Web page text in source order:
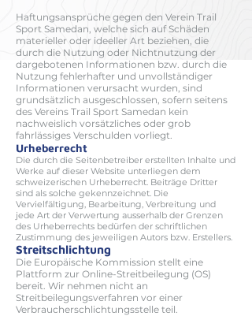
Haftungsansprüche gegen den Verein Trail
Sport Samedan, welche sich auf Schäden
materieller oder ideeller Art beziehen, die
durch die Nutzung oder Nichtnutzung der
dargebotenen Informationen bzw. durch die
Nutzung fehlerhafter und unvollständiger
Informationen verursacht wurden, sind
grundsätzlich ausgeschlossen, sofern seitens
des Vereins Trail Sport Samedan kein
nachweislich vorsätzliches oder grob
fahrlässiges Verschulden vorliegt.
Urheberrecht
Die durch die Seitenbetreiber erstellten Inhalte und
Werke auf dieser Website unterliegen dem
schweizerischen Urheberrecht. Beiträge Dritter
sind als solche gekennzeichnet. Die
Vervielfältigung, Bearbeitung, Verbreitung und
jede Art der Verwertung ausserhalb der Grenzen
des Urheberrechts bedürfen der schriftlichen
Zustimmung des jeweiligen Autors bzw. Erstellers.
Streitschlichtung
Die Europäische Kommission stellt eine
Plattform zur Online-Streitbeilegung (OS)
bereit. Wir nehmen nicht an
Streitbeilegungsverfahren vor einer
Verbraucherschlichtungsstelle teil.